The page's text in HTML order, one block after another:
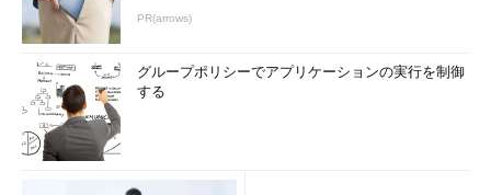
PR(arrows)
グループポリシーでアプリケーションの実行を制御
する